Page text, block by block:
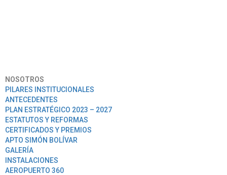
NOSOTROS
PILARES INSTITUCIONALES
ANTECEDENTES
PLAN ESTRATÉGICO 2023 – 2027
ESTATUTOS Y REFORMAS
CERTIFICADOS Y PREMIOS
APTO SIMÓN BOLÍVAR
GALERÍA
INSTALACIONES
AEROPUERTO 360